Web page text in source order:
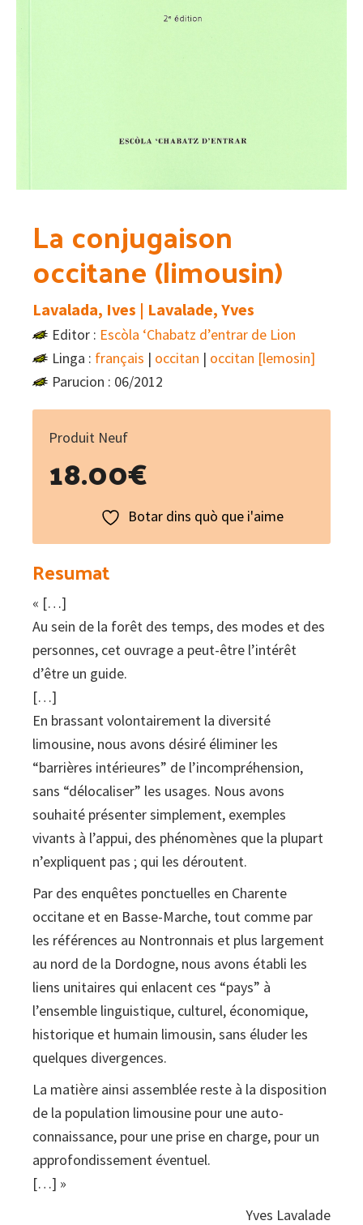
La conjugaison
occitane (limousin)
Lavalada, Ives | Lavalade, Yves
Editor : Escòla ‘Chabatz d’entrar de Lion
Linga : français | occitan | occitan [lemosin]
Parucion : 06/2012
Produit Neuf
18.00€
Botar dins quò que i'aime
Resumat
« […]
Au sein de la forêt des temps, des modes et des
personnes, cet ouvrage a peut-être l’intérêt
d’être un guide.
[…]
En brassant volontairement la diversité
limousine, nous avons désiré éliminer les
“barrières intérieures” de l’incompréhension,
sans “délocaliser” les usages. Nous avons
souhaité présenter simplement, exemples
vivants à l’appui, des phénomènes que la plupart
n’expliquent pas ; qui les déroutent.
Par des enquêtes ponctuelles en Charente
occitane et en Basse-Marche, tout comme par
les références au Nontronnais et plus largement
au nord de la Dordogne, nous avons établi les
liens unitaires qui enlacent ces “pays” à
l’ensemble linguistique, culturel, économique,
historique et humain limousin, sans éluder les
quelques divergences.
La matière ainsi assemblée reste à la disposition
de la population limousine pour une auto-
connaissance, pour une prise en charge, pour un
approfondissement éventuel.
[…] »
Yves Lavalade